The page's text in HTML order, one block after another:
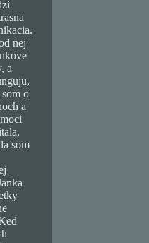
nej
a
o
a
som